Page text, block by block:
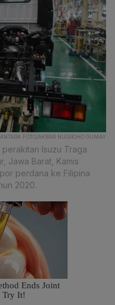
ANTARA FOTO/AKBAR NUGROHO GUMAY
Isuzu Traga
Jawa Barat, Kamis
perdana ke Filipina
2020.